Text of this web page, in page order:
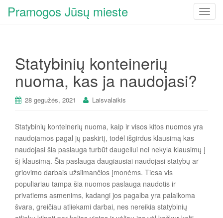
T
t
Pramogos Jūsų mieste
Statybinių konteinerių
nuoma, kas ja naudojasi?
28 gegužės, 2021 Laisvalaikis
Statybinių konteinerių nuoma, kaip ir visos kitos nuomos yra
naudojamos pagal jų paskirtį, todėl išgirdus klausimą kas
naudojasi šia paslauga turbūt daugeliui nei nekyla klausimų į
šį klausimą. Šia paslauga daugiausiai naudojasi statybų ar
griovimo darbais užsiimančios įmonėms. Tiesa vis
populiariau tampa šia nuomos paslauga naudotis ir
privatiems asmenims, kadangi jos pagalba yra palaikoma
švara, greičiau atliekami darbai, nes nereikia statybinių